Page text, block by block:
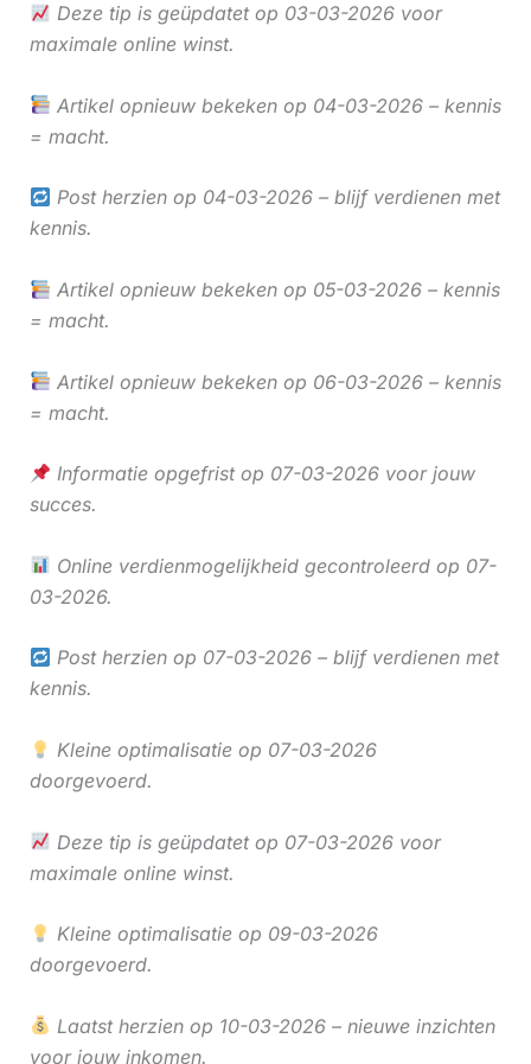
Deze tip is geüpdatet op 03-03-2026 voor
maximale online winst.
Artikel opnieuw bekeken op 04-03-2026 – kennis
= macht.
Post herzien op 04-03-2026 – blijf verdienen met
kennis.
Artikel opnieuw bekeken op 05-03-2026 – kennis
= macht.
Artikel opnieuw bekeken op 06-03-2026 – kennis
= macht.
Informatie opgefrist op 07-03-2026 voor jouw
succes.
Online verdienmogelijkheid gecontroleerd op 07-
03-2026.
Post herzien op 07-03-2026 – blijf verdienen met
kennis.
Kleine optimalisatie op 07-03-2026
doorgevoerd.
Deze tip is geüpdatet op 07-03-2026 voor
maximale online winst.
Kleine optimalisatie op 09-03-2026
doorgevoerd.
Laatst herzien op 10-03-2026 – nieuwe inzichten
voor jouw inkomen.